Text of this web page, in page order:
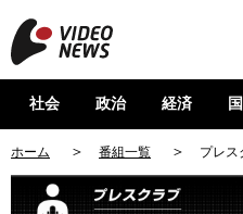
社会 政治 経済
ホーム 番組一覧 プレス